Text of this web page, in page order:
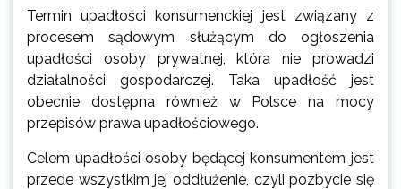
Termin upadłości konsumenckiej jest związany z
procesem sądowym służącym do ogłoszenia
upadłości osoby prywatnej, która nie prowadzi
działalności gospodarczej. Taka upadłość jest
obecnie dostępna również w Polsce na mocy
przepisów prawa upadłościowego.
Celem upadłości osoby będącej konsumentem jest
przede wszystkim jej oddłużenie, czyli pozbycie się